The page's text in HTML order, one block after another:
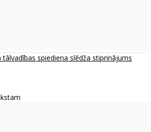
tālvadības spiediena slēdža stiprinājums